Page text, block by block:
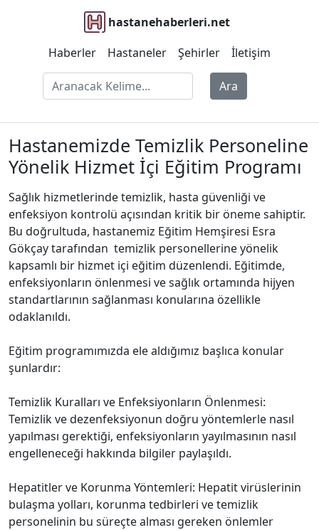
hastanehaberleri.net
Haberler
Hastaneler Şehirler İletişim
Ara
Hastanemizde Temizlik Personeline
Yönelik Hizmet İçi Eğitim Programı
Sağlık hizmetlerinde temizlik, hasta güvenliği ve
enfeksiyon kontrolü açısından kritik bir öneme sahiptir.
Bu doğrultuda, hastanemiz Eğitim Hemşiresi Esra
Gökçay tarafından temizlik personellerine yönelik
kapsamlı bir hizmet içi eğitim düzenlendi. Eğitimde,
enfeksiyonların önlenmesi ve sağlık ortamında hijyen
standartlarının sağlanması konularına özellikle
odaklanıldı.
Eğitim programımızda ele aldığımız başlıca konular
şunlardır:
Temizlik Kuralları ve Enfeksiyonların Önlenmesi:
Temizlik ve dezenfeksiyonun doğru yöntemlerle nasıl
yapılması gerektiği, enfeksiyonların yayılmasının nasıl
engelleneceği hakkında bilgiler paylaşıldı.
Hepatitler ve Korunma Yöntemleri: Hepatit virüslerinin
bulaşma yolları, korunma tedbirleri ve temizlik
personelinin bu süreçte alması gereken önlemler